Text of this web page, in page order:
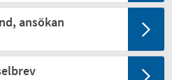
ansökan